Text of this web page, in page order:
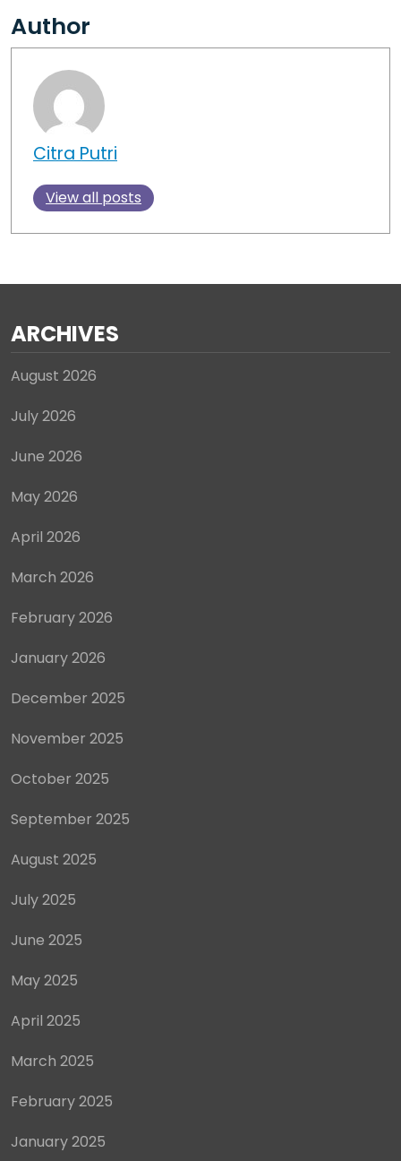
Author
Citra Putri
View all posts
ARCHIVES
August 2026
July 2026
June 2026
May 2026
April 2026
March 2026
February 2026
January 2026
December 2025
November 2025
October 2025
September 2025
August 2025
July 2025
June 2025
May 2025
April 2025
March 2025
February 2025
January 2025